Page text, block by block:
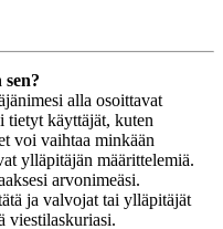
alla osoittavat
tietyt käyttäjät, kuten
voi vaihtaa minkään
ylläpitäjän määrittelemiä.
arvonimeäsi.
ja valvojat tai ylläpitäjät
viestilaskuriasi.